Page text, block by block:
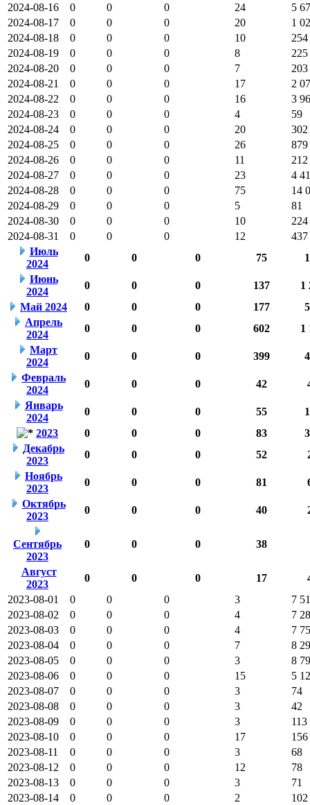
2024-08-16
0 0 0 24
5
2024-08-17
0 0 0 20
1
2024-08-18
0 0 0 10
254
2024-08-19
0 0 0 8
225
2024-08-20
0 0 0 7
203
2024-08-21
0 0 0 17
2
2024-08-22
0 0 0 16
3
2024-08-23
0 0 0 4
59
2024-08-24
0 0 0 20
302
2024-08-25
0 0 0 26
879
2024-08-26
0 0 0 11
212
2024-08-27
0 0 0 23
4
2024-08-28
0 0 0 75
14
2024-08-29
0 0 0 5
81
2024-08-30
0 0 0 10
224
2024-08-31
0 0 0 12
437
Июль
2024
0 0 0 75
Июнь
2024
0 0 0 137
1
Май 2024
0 0 0 177
Апрель
2024
0 0 0 602
1
Март
2024
0 0 0 399
Февраль
2024
0 0 0 42
Январь
2024
0 0 0 55
2023
0 0 0 83
Декабрь
2023
0 0 0 52
Ноябрь
2023
0 0 0 81
Октябрь
2023
0 0 0 40
Сентябрь
2023
0 0 0 38
Август
2023
0 0 0 17
2023-08-01
0 0 0 3
7
2023-08-02
0 0 0 4
7
2023-08-03
0 0 0 4
7
2023-08-04
0 0 0 7
8
2023-08-05
0 0 0 3
8
2023-08-06
0 0 0 15
5
2023-08-07
0 0 0 3
74
2023-08-08
0 0 0 3
42
2023-08-09
0 0 0 3
113
2023-08-10
0 0 0 17
156
2023-08-11
0 0 0 3
68
2023-08-12
0 0 0 12
78
2023-08-13
0 0 0 3
71
2023-08-14
0 0 0 2 102